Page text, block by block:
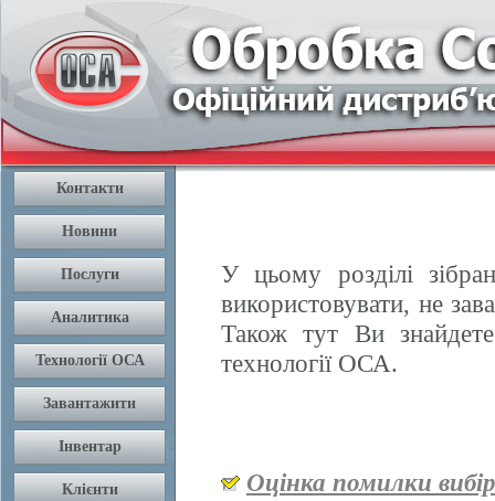
У цьому розділі
використовувати, не
Також тут Ви
технології ОСА.
Оцінка помилки